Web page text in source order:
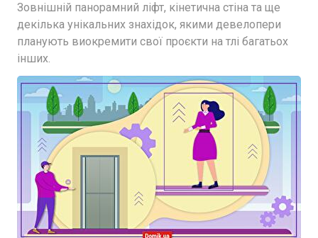
Зовнішній панорамний ліфт, кінетична стіна та ще
декілька унікальних знахідок, якими девелопери
планують виокремити свої проєкти на тлі багатьох
інших.